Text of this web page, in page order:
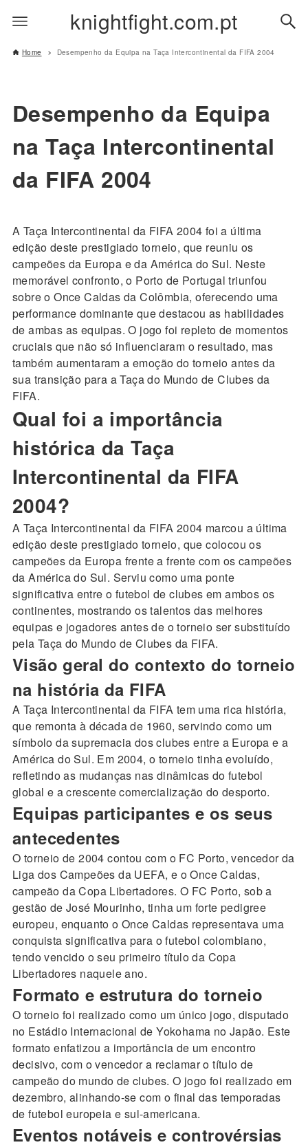
knightfight.com.pt
Home Desempenho da Equipa na Taça Intercontinental da FIFA 2004
Desempenho da Equipa
na Taça Intercontinental
da FIFA 2004
A Taça Intercontinental da FIFA 2004 foi a última
edição deste prestigiado torneio, que reuniu os
campeões da Europa e da América do Sul. Neste
memorável confronto, o Porto de Portugal triunfou
sobre o Once Caldas da Colômbia, oferecendo uma
performance dominante que destacou as habilidades
de ambas as equipas. O jogo foi repleto de momentos
cruciais que não só influenciaram o resultado, mas
também aumentaram a emoção do torneio antes da
sua transição para a Taça do Mundo de Clubes da
FIFA.
Qual foi a importância
histórica da Taça
Intercontinental da FIFA
2004?
A Taça Intercontinental da FIFA 2004 marcou a última
edição deste prestigiado torneio, que colocou os
campeões da Europa frente a frente com os campeões
da América do Sul. Serviu como uma ponte
significativa entre o futebol de clubes em ambos os
continentes, mostrando os talentos das melhores
equipas e jogadores antes de o torneio ser substituído
pela Taça do Mundo de Clubes da FIFA.
Visão geral do contexto do torneio
na história da FIFA
A Taça Intercontinental da FIFA tem uma rica história,
que remonta à década de 1960, servindo como um
símbolo da supremacia dos clubes entre a Europa e a
América do Sul. Em 2004, o torneio tinha evoluído,
refletindo as mudanças nas dinâmicas do futebol
global e a crescente comercialização do desporto.
Equipas participantes e os seus
antecedentes
O torneio de 2004 contou com o FC Porto, vencedor da
Liga dos Campeões da UEFA, e o Once Caldas,
campeão da Copa Libertadores. O FC Porto, sob a
gestão de José Mourinho, tinha um forte pedigree
europeu, enquanto o Once Caldas representava uma
conquista significativa para o futebol colombiano,
tendo vencido o seu primeiro título da Copa
Libertadores naquele ano.
Formato e estrutura do torneio
O torneio foi realizado como um único jogo, disputado
no Estádio Internacional de Yokohama no Japão. Este
formato enfatizou a importância de um encontro
decisivo, com o vencedor a reclamar o título de
campeão do mundo de clubes. O jogo foi realizado em
dezembro, alinhando-se com o final das temporadas
de futebol europeia e sul-americana.
Eventos notáveis e controvérsias